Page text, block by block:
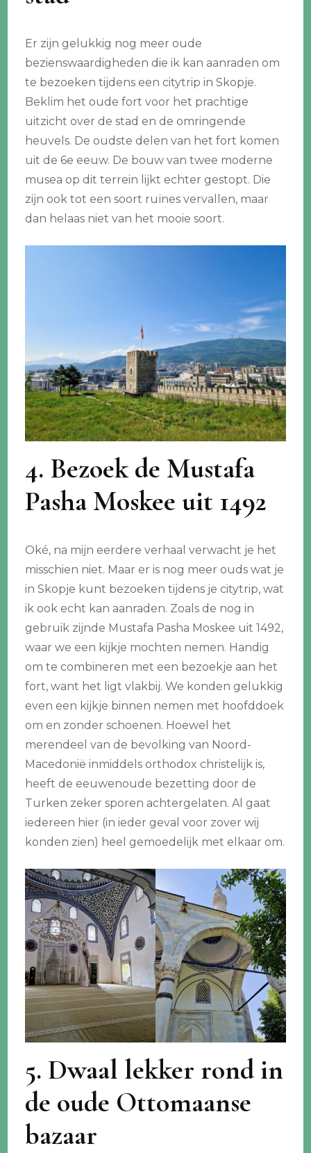
Er zijn gelukkig nog meer oude
bezienswaardigheden die ik kan aanraden om
te bezoeken tijdens een citytrip in Skopje.
Beklim het oude fort voor het prachtige
uitzicht over de stad en de omringende
heuvels. De oudste delen van het fort komen
uit de 6e eeuw. De bouw van twee moderne
musea op dit terrein lijkt echter gestopt. Die
zijn ook tot een soort ruïnes vervallen, maar
dan helaas niet van het mooie soort.
4. Bezoek de Mustafa
Pasha Moskee uit 1492
Oké, na mijn eerdere verhaal verwacht je het
misschien niet. Maar er is nog meer ouds wat je
in Skopje kunt bezoeken tijdens je citytrip, wat
ik ook echt kan aanraden. Zoals de nog in
gebruik zijnde Mustafa Pasha Moskee uit 1492,
waar we een kijkje mochten nemen. Handig
om te combineren met een bezoekje aan het
fort, want het ligt vlakbij. We konden gelukkig
even een kijkje binnen nemen met hoofddoek
om en zonder schoenen. Hoewel het
merendeel van de bevolking van Noord-
Macedonië inmiddels orthodox christelijk is,
heeft de eeuwenoude bezetting door de
Turken zeker sporen achtergelaten. Al gaat
iedereen hier (in ieder geval voor zover wij
konden zien) heel gemoedelijk met elkaar om.
5. Dwaal lekker rond in
de oude Ottomaanse
bazaar